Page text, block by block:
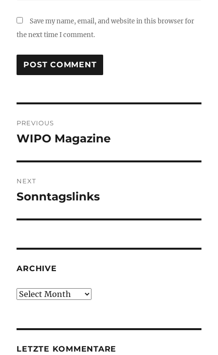
Save my name, email, and website in this browser for
the next time I comment.
navigation
PREVIOUS
Previous
WIPO Magazine
NEXT
Next
Sonntagslinks
ARCHIVE
Archive
LETZTE KOMMENTARE